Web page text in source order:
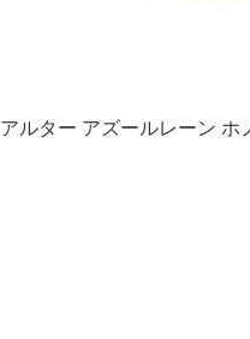
アルター アズールレーン ホ